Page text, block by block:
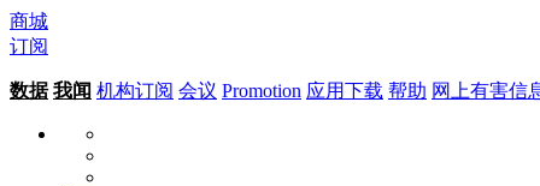
商城
订阅
数据 我闻 机构订阅 会议 Promotion 应用下载 帮助 网上有害信